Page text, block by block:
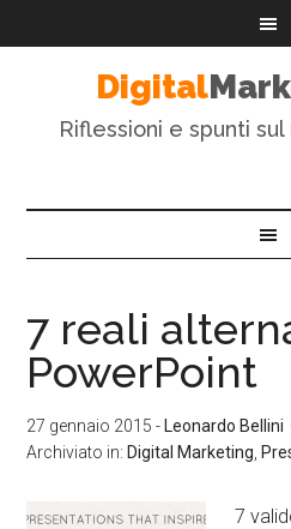
Digital
Riflessioni e spunti
7 reali
PowerPoint
27 gennaio 2015 - Leonardo Bellini
Archiviato in: Digital Marketing
7